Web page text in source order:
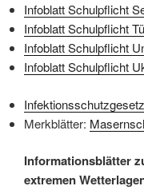
Infoblatt Schulpflicht
Infoblatt Schulpflicht
Infoblatt Schulpflicht
Infoblatt Schulpflicht
Infektionsschutzgesetz
Merkblätter:
Informationsblätter
extremen